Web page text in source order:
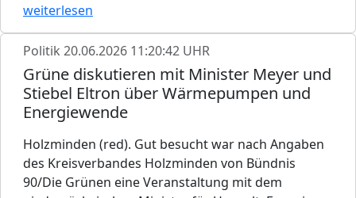
weiterlesen
Politik 20.06.2026 11:20:42 UHR
Grüne diskutieren mit Minister Meyer und
Stiebel Eltron über Wärmepumpen und
Energiewende
Holzminden (red). Gut besucht war nach Angaben
des Kreisverbandes Holzminden von Bündnis
90/Die Grünen eine Veranstaltung mit dem